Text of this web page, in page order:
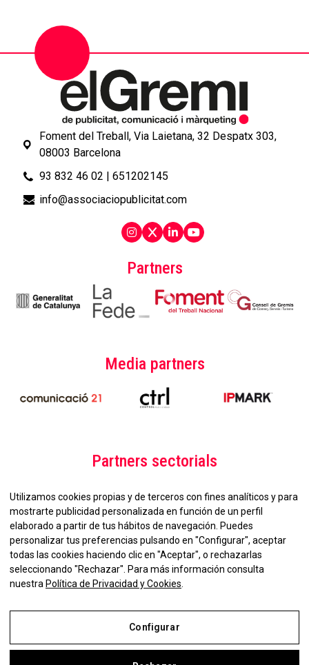
Partners
Media partners
Partners sectorials
Foment del Treball, Via Laietana, 32 Despatx 303,
08003 Barcelona
93 832 46 02 | 651202145
info@associaciopublicitat.com
No et perdis la nostra
Utilizamos cookies propias y de terceros con fines analíticos y para
mostrarte publicidad personalizada en función de un perfil
elaborado a partir de tus hábitos de navegación. Puedes
personalizar tus preferencias pulsando en "Configurar", aceptar
todas las cookies haciendo clic en "Aceptar", o rechazarlas
seleccionando "Rechazar". Para más información consulta
nuestra Política de Privacidad y Cookies
Configurar